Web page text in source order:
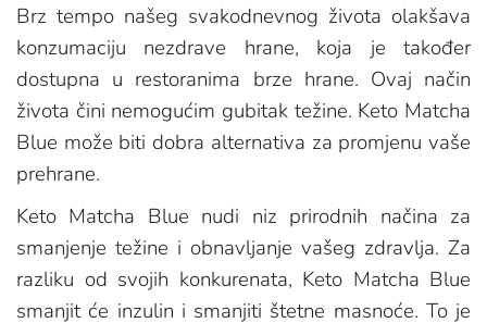
Brz tempo našeg svakodnevnog života olakšava
konzumaciju nezdrave hrane, koja je također
dostupna u restoranima brze hrane. Ovaj način
života čini nemogućim gubitak težine. Keto Matcha
Blue može biti dobra alternativa za promjenu vaše
prehrane.
Keto Matcha Blue nudi niz prirodnih načina za
smanjenje težine i obnavljanje vašeg zdravlja. Za
razliku od svojih konkurenata, Keto Matcha Blue
smanjit će inzulin i smanjiti štetne masnoće. To je